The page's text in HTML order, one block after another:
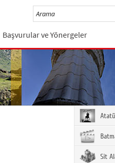
Başvurular ve Yönergeler
Sit